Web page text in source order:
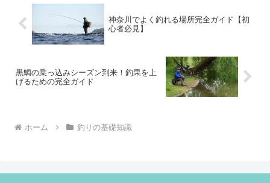
神奈川でよく釣れる場所完全ガイド【初
心者必見】
黒鯛の乗っ込みシーズン到来！釣果を上
げるための完全ガイド
ホーム 釣りの基礎知識